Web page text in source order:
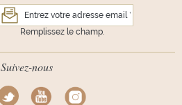
Remplissez le champ.
Suivez-nous